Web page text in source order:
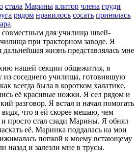
стала Марины клитор члена груди
рядом нравилось сосать принялась
для училища швей-
при тракторном заводе. Я
дальнейшая жизнь представлялась мне
нашей секции общежития, я
соседнего училища, готовившую
всегда была в коротком халатике,
её красивые ножки. Я сел рядом и
разговор. Я встал и начал помогать
что я ей скорее мешаю, чем
просто стал сзади Марины. Я обнял
её. Маринка поддалась на мои
попкой к моему встающему
назад и залезли мне в трусы.